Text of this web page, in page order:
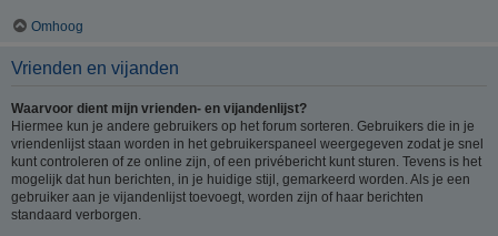
Omhoog
Vrienden en vijanden
Waarvoor dient mijn vrienden- en vijandenlijst?
Hiermee kun je andere gebruikers op het forum sorteren. Gebruikers die in je
vriendenlijst staan worden in het gebruikerspaneel weergegeven zodat je snel
kunt controleren of ze online zijn, of een privébericht kunt sturen. Tevens is het
mogelijk dat hun berichten, in je huidige stijl, gemarkeerd worden. Als je een
gebruiker aan je vijandenlijst toevoegt, worden zijn of haar berichten
standaard verborgen.